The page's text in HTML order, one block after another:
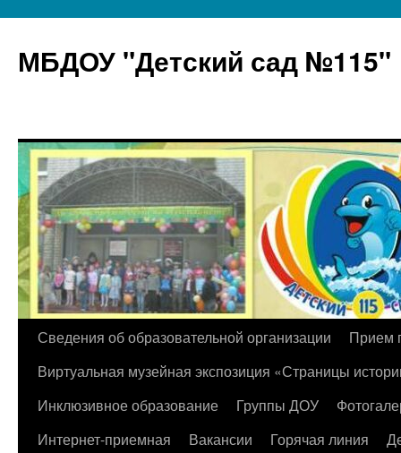
МБДОУ "Детский сад №115"
Перейти
содержимому
Сведения об образовательной организации
Прием
Виртуальная музейная экспозиция «Страницы
Инклюзивное образование
Группы ДОУ
Интернет-приемная
Вакансии Горячая линия